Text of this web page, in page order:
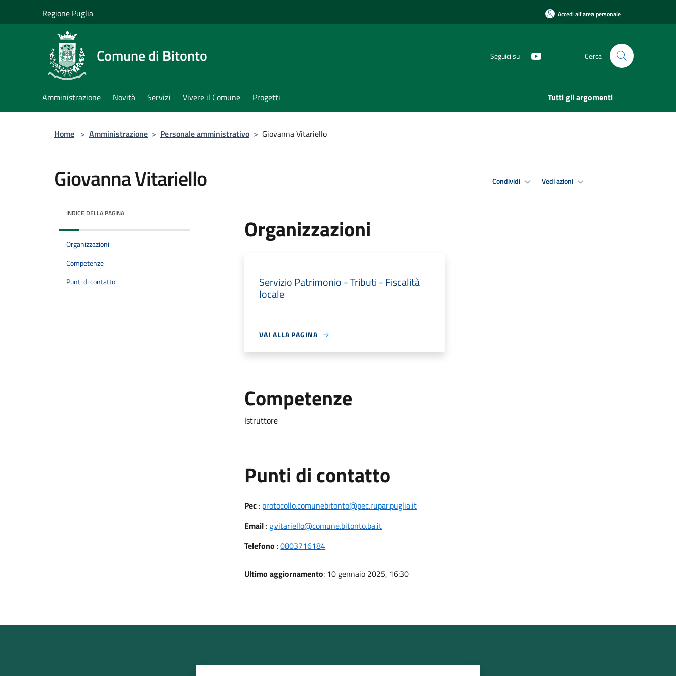
Regione Puglia Accedi all'area personale
Comune di Bitonto Seguici su Cerca
Amministrazione Novità Servizi Vivere il Comune Progetti Tutti gli argomenti
Home > Amministrazione > Personale amministrativo > Giovanna Vitariello
Giovanna Vitariello Condividi Vedi azioni
INDICE DELLA PAGINA
Organizzazioni
Competenze
Punti di contatto
Organizzazioni
Servizio Patrimonio - Tributi - Fiscalità
locale
VAI ALLA PAGINA
Competenze
Istruttore
Punti di contatto
Pec : protocollo.comunebitonto@pec.rupar.puglia.it
Email : g.vitariello@comune.bitonto.ba.it
Telefono :0803716184
Ultimo aggiornamento: 10 gennaio 2025, 16:30